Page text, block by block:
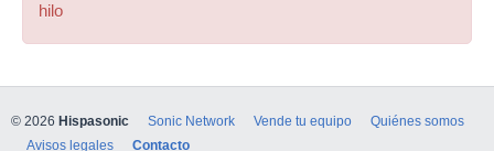
hilo
© 2026 Hispasonic Sonic Network Vende tu equipo
Quiénes somos
Avisos legales
Contacto